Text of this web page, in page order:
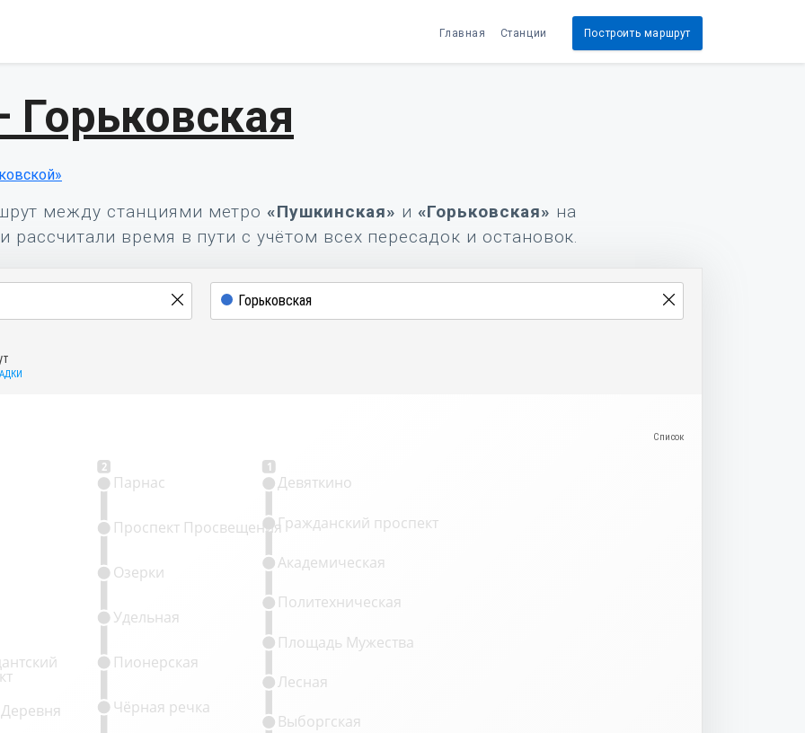
Главная Станции Построить маршрут
между станциями метро«Пушкинская» и «Горьковская» на
рассчитали время в пути с учётом всех пересадок и остановок.
2 1
Чёрная речка
Пионерская
Удельная
Озерки
Проспект Просвещения
Парнас
Выборгская
Лесная
Площадь Мужества
Политехническая
Академическая
Гражданский проспект
Девяткино